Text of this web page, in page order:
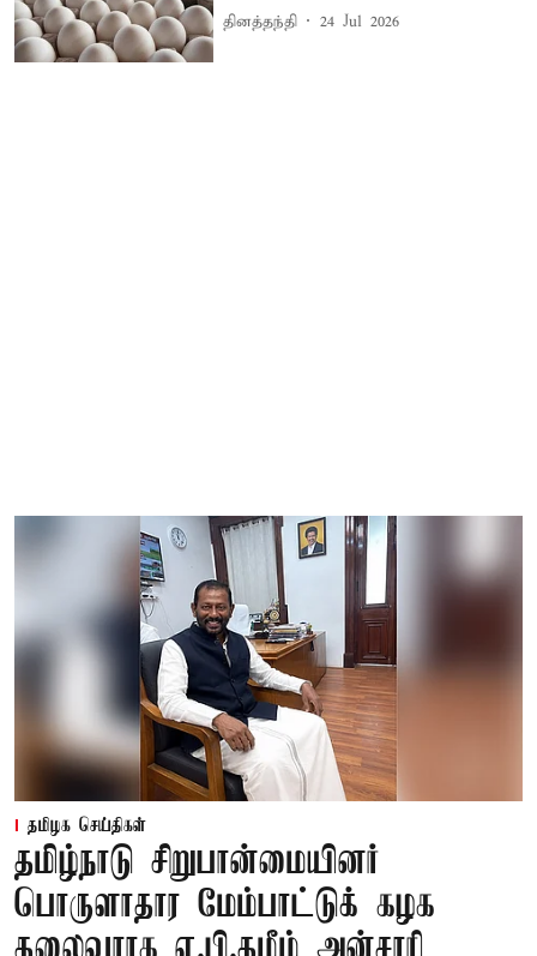
தினத்தந்தி 24 Jul 2026
தமிழக செய்திகள்
தமிழ்நாடு சிறுபான்மையினர்
பொருளாதார மேம்பாட்டுக் கழக